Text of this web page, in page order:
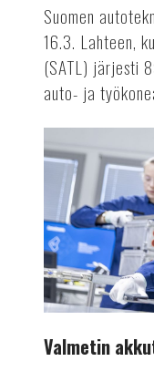
Suomen
16.3. Lahteen,
(SATL) järjesti
auto- ja
akkutuotanto
ennätykseen
Valmetin